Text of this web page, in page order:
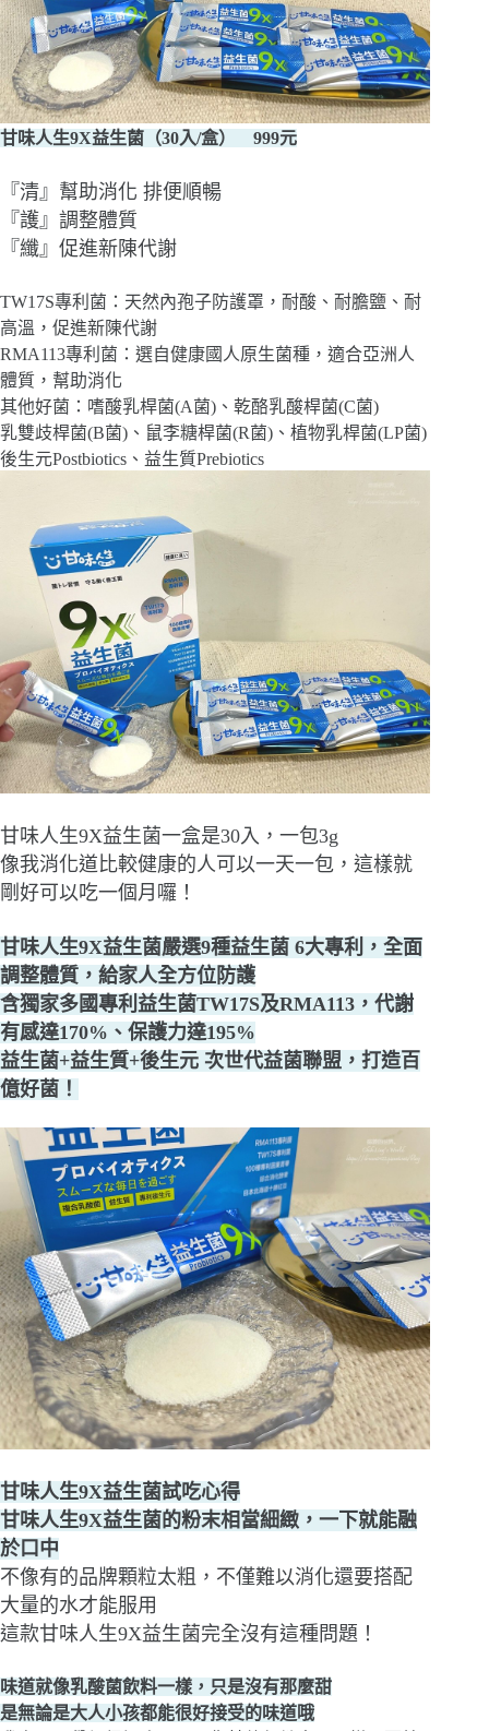
甘味人生9X益生菌（30入/盒） 999元
『清』幫助消化 排便順暢
『護』調整體質
『纖』促進新陳代謝
TW17S專利菌：天然內孢子防護罩，耐酸、耐膽鹽、耐
高溫，促進新陳代謝
RMA113專利菌：選自健康國人原生菌種，適合亞洲人
體質，幫助消化
其他好菌：嗜酸乳桿菌(A菌)、乾酪乳酸桿菌(C菌)
乳雙歧桿菌(B菌)、鼠李糖桿菌(R菌)、植物乳桿菌(LP菌)
後生元Postbiotics、益生質Prebiotics
甘味人生9X益生菌一盒是30入，一包3g
像我消化道比較健康的人可以一天一包，這樣就
剛好可以吃一個月囉！
甘味人生9X益生菌嚴選9種益生菌 6大專利，全面
調整體質，給家人全方位防護
含獨家多國專利益生菌TW17S及RMA113，代謝
有感達170%、保護力達195%
益生菌+益生質+後生元 次世代益菌聯盟，打造百
億好菌！
甘味人生9X益生菌試吃心得
甘味人生9X益生菌的粉末相當細緻，一下就能融
於口中
不像有的品牌顆粒太粗，不僅難以消化還要搭配
大量的水才能服用
這款甘味人生9X益生菌完全沒有這種問題！
味道就像乳酸菌飲料一樣，只是沒有那麼甜
是無論是大人小孩都能很好接受的味道哦